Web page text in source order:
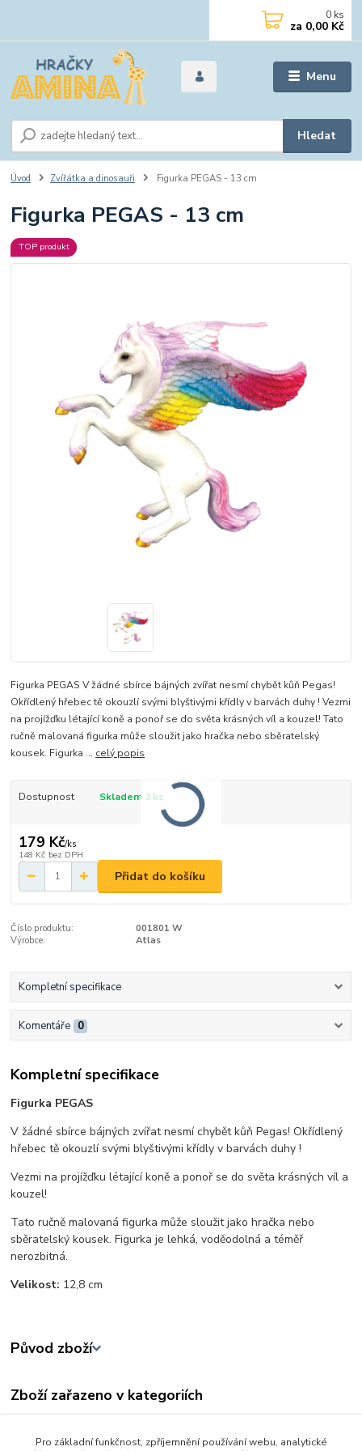
Menu
Hledat
0 ks
za 0,00 Kč
Úvod Zvířátka a dinosauři Figurka PEGAS - 13 cm
Figurka PEGAS - 13 cm
TOP produkt
Figurka PEGAS V žádné sbírce bájných zvířat nesmí chybět kůň Pegas!
Okřídlený hřebec tě okouzlí svými blyštivými křídly v barvách duhy ! Vezmi
na projížďku létající koně a ponoř se do světa krásných víl a kouzel! Tato
ručně malovaná figurka může sloužit jako hračka nebo sběratelský
kousek. Figurka ... celý popis
Dostupnost Skladem 3 ks
179 Kč/ks
148 Kč bez DPH
Přidat do košíku
Číslo produktu:
001801 W
Výrobce:
Atlas
Kompletní specifikace
Komentáře 0
Kompletní specifikace
Figurka PEGAS
V žádné sbírce bájných zvířat nesmí chybět kůň Pegas! Okřídlený
hřebec tě okouzlí svými blyštivými křídly v barvách duhy !
Vezmi na projížďku létající koně a ponoř se do světa krásných víl a
kouzel!
Tato ručně malovaná figurka může sloužit jako hračka nebo
sběratelský kousek. Figurka je lehká, voděodolná a téměř
nerozbitná.
Velikost: 12,8 cm
Původ zboží
Zboží zařazeno v kategoriích
Pro základní funkčnost, zpříjemnění používání webu, analytické